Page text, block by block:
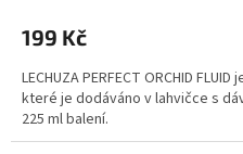
199 Kč
LECHUZA PERFECT ORCHID
které je dodáváno v lahvičce s
225 ml balení.